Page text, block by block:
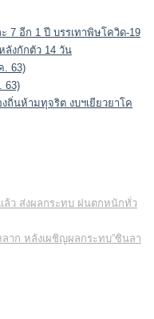
7 อีก 1 ปี บรรเทาพิษโควิด-19
งกักตัว 14 วัน
. 63)
63)
ถิ่นห้ามทุจริต งบฯเยียวยาโค
ล้ว ส่งผลกระทบ ฝนตกหนักทั่ว
าก หลังเผชิญผลกระทบ”ซินลา